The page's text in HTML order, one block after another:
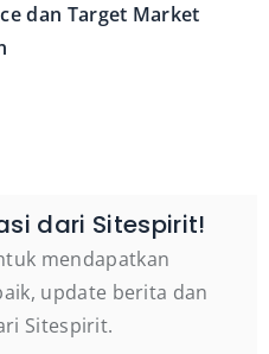
dan Target Market
dari Sitespirit!
mendapatkan
update berita dan
Sitespirit.